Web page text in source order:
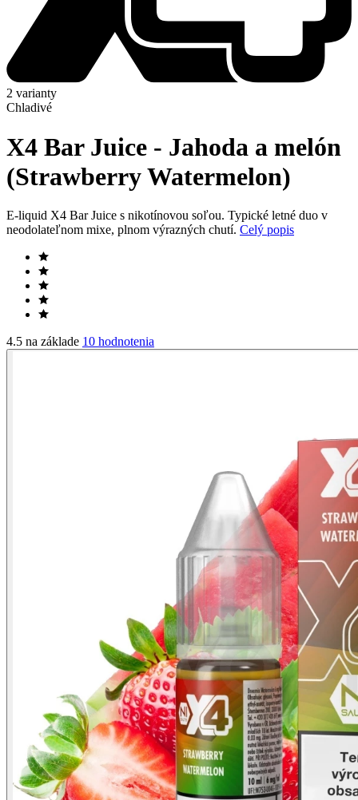
2 varianty
Chladivé
X4 Bar Juice - Jahoda a melón
(Strawberry Watermelon)
E-liquid X4 Bar Juice s nikotínovou soľou. Typické letné duo v
neodolateľnom mixe, plnom výrazných chutí. Celý popis
4.5 na základe 10 hodnotenia